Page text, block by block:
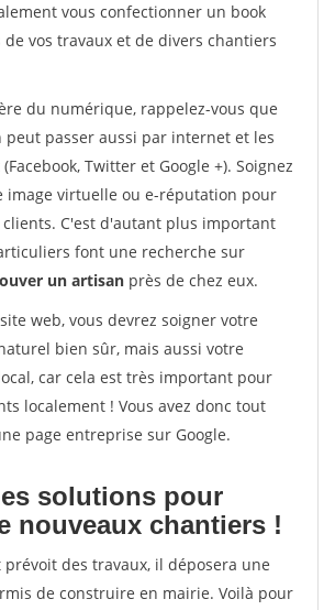
vous confectionner un book
de vos travaux et de divers chantiers
du numérique, rappelez-vous que
passer aussi par internet et les
Twitter et Google +). Soignez
image virtuelle ou e-réputation pour
C'est d'autant plus important
font une recherche sur
un artisan près de chez eux.
web, vous devrez soigner votre
bien sûr, mais aussi votre
car cela est très important pour
localement ! Vous avez donc tout
page entreprise sur Google.
solutions pour
nouveaux chantiers !
des travaux, il déposera une
de construire en mairie. Voilà pour